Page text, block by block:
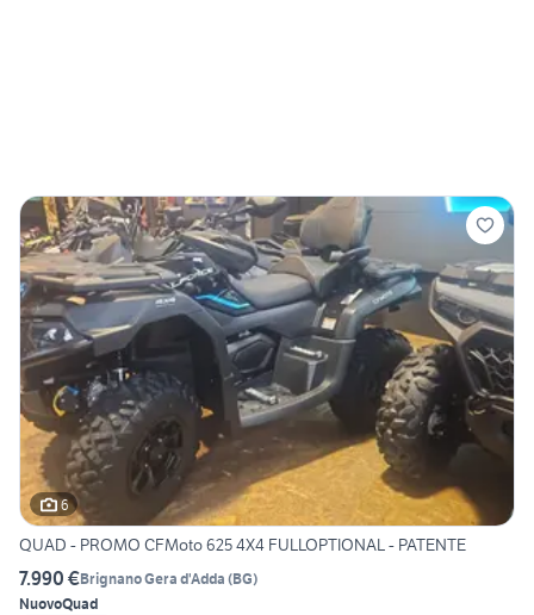
6
QUAD - PROMO CFMoto 625 4X4 FULLOPTIONAL - PATENTE
7.990 €Brignano Gera d'Adda (BG)
NuovoQuad